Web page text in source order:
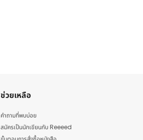
ช่วยเหลือ
คำถามที่พบบ่อย
สมัครเป็นนักเขียนกับ Reeeed